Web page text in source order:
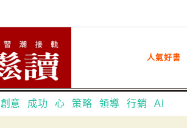
人氣好書
創意 成功 心 策略 領導 行銷 AI